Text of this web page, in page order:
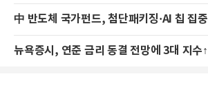
中 반도체 국가펀드, 첨단패키징·AI 칩 집중
뉴욕증시, 연준 금리 동결 전망에 3대 지수↑